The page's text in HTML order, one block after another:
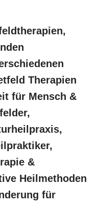
Therapien
für Mensch &
&
Heilmethoden
für